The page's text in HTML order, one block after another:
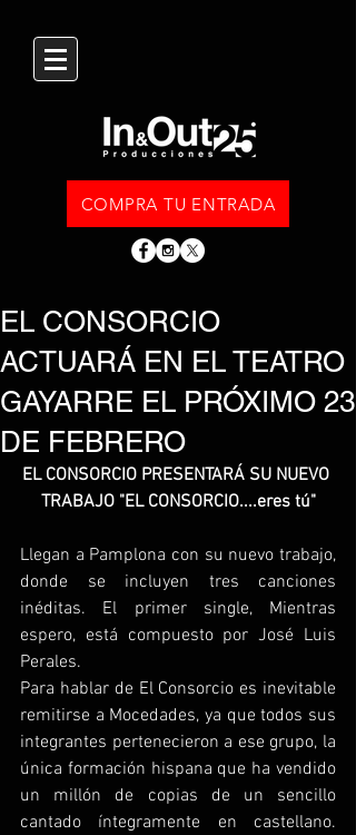
COMPRA TU ENTRADA
EL CONSORCIO
ACTUARÁ EN EL TEATRO
GAYARRE EL PRÓXIMO 23
DE FEBRERO
EL CONSORCIO PRESENTARÁ SU NUEVO
TRABAJO "EL CONSORCIO....eres tú"
Llegan a Pamplona con su nuevo trabajo,
donde se incluyen tres canciones
inéditas. El primer single, Mientras
espero, está compuesto por José Luis
Perales.
Para hablar de El Consorcio es inevitable
remitirse a Mocedades, ya que todos sus
integrantes pertenecieron a ese grupo, la
única formación hispana que ha vendido
un millón de copias de un sencillo
cantado íntegramente en castellano.